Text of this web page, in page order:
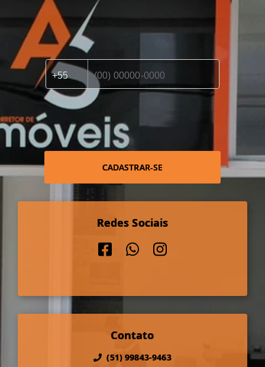
CADASTRAR-SE
Redes Sociais
Contato
(51) 99843-9463